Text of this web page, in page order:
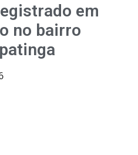
em
no bairro